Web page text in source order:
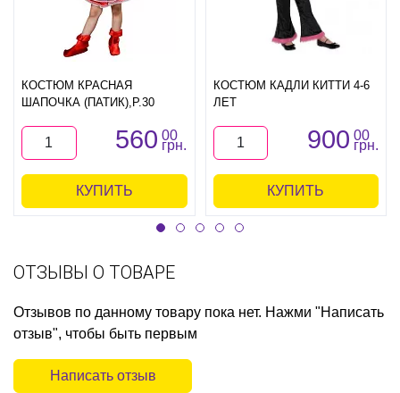
КОСТЮМ КРАСНАЯ
ШАПОЧКА (ПАТИК),Р.30
560 00
грн.
КУПИТЬ
КОСТЮМ КАДЛИ КИТТИ 4-6
ЛЕТ
900 00
грн.
КУПИТЬ
ОТЗЫВЫ О ТОВАРЕ
Отзывов по данному товару пока нет. Нажми "Написать
отзыв", чтобы быть первым
Написать отзыв